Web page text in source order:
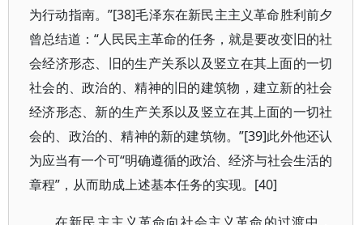
为行动指南。”[38]毛泽东在新民主主义革命胜利前夕
曾总结道：“人民民主革命的任务，就是要改变旧的社
会经济形态、旧的生产关系以及竖立在其上面的一切
社会的、政治的、精神的旧的建筑物，建立新的社会
经济形态、新的生产关系以及竖立在其上面的一切社
会的、政治的、精神的新的建筑物。”[39]此外他还认
为应当有一个可“明确遵循的政治、经济与社会生活的
章程”，从而助成上述基本任务的实现。[40]